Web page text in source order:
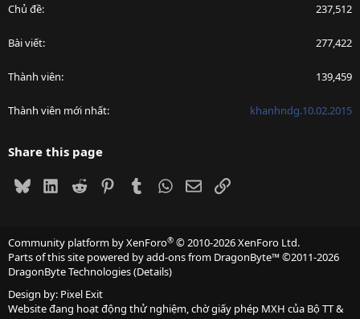
Chủ đề 237,512
Bài viết 277,422
Thành viên 139,459
Thành viên mới nhất khanhndg.10.02.2015
Share this page
BlueskyLinkedIn
Reddit PinterestTumblrWhatsApp
EmailLink
Community platform by XenForo® © 2010-2026 XenForo Ltd.
Parts of this site powered byadd-ons from DragonByte™©2011-2026
DragonByte Technologies(Details)
Design by: Pixel Exit
Website đang hoạt động thử nghiệm, chờ giấy phép MXH của Bộ TT &